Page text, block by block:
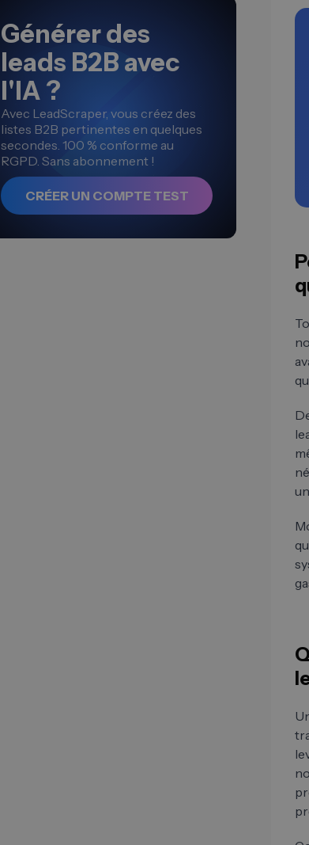
Générer des
leads B2B avec
l'IA ?
Avec LeadScraper, vous créez des
listes B2B pertinentes en quelques
secondes. 100 % conforme au
RGPD. Sans abonnement !
CRÉER UN COMPTE TEST